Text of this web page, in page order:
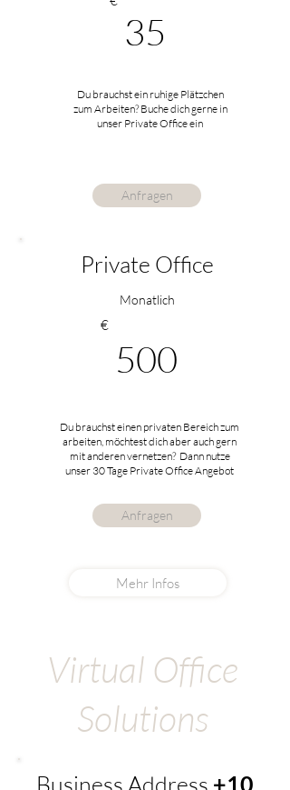
35
Du brauchst ein ruhige Plätzchen
zum Arbeiten? Buche dich gerne in
unser Private Office ein
Anfragen
Private Office
Monatlich
€
500
Du brauchst einen privaten Bereich zum
arbeiten, möchtest dich aber auch gern
mit anderen vernetzen? Dann nutze
unser 30 Tage Private Office Angebot
Anfragen
Mehr Infos
Virtual Office
Solutions
Business Address +10